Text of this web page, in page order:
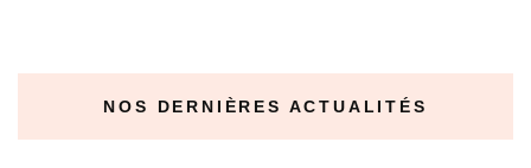
NOS DERNIÈRES ACTUALITÉS